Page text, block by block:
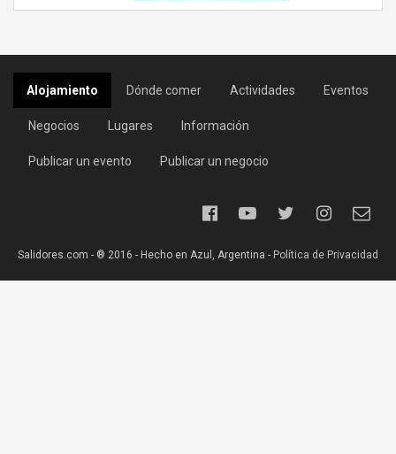
Alojamiento Dónde comer Actividades Eventos
Negocios Lugares Información
Publicar un evento Publicar un negocio
Salidores.com - ® 2016 - Hecho en Azul, Argentina - Política de Privacidad